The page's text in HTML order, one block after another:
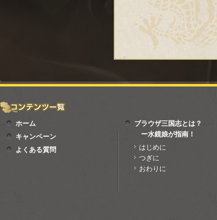
ホーム
キャンペーン
よくある質問
ブラウザ三国志とは？
ー水鏡娘が指南！
はじめに
つぎに
おわりに